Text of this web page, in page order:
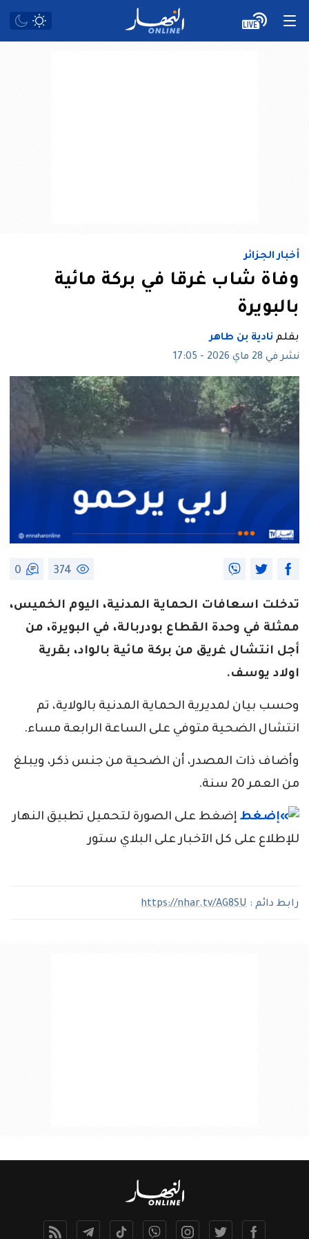
أخبار الجزائر
وفاة شاب غرقا في بركة مائية
بالبويرة
بقلم نادية بن طاهر
نشر في 28 ماي 2026 - 17:05
374
0
تدخلت اسعافات الحماية المدنية، اليوم الخميس،
ممثلة في وحدة القطاع بودربالة، في البويرة، من
أجل انتشال غريق من بركة مائية بالواد، بقرية
اولاد يوسف.
وحسب بيان لمديرية الحماية المدنية بالولاية، تم
انتشال الضحية متوفي على الساعة الرابعة مساء.
وأضاف ذات المصدر، أن الضحية من جنس ذكر، ويبلغ
من العمر 20 سنة.
إضغط على الصورة لتحميل تطبيق النهار
للإطلاع على كل الآخبار على البلاي ستور
رابط دائم : https://nhar.tv/AG8SU